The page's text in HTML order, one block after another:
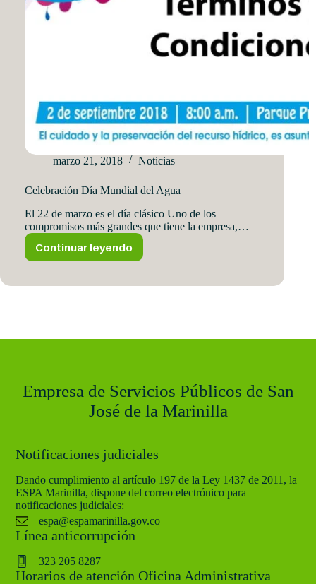
marzo 21, 2018 Noticias
Celebración Día Mundial del Agua
El 22 de marzo es el día clásico Uno de los
compromisos más grandes que tiene la empresa,…
Continuar leyendo
Celebración
Día
del
Empresa de Servicios Públicos de San
José de la Marinilla
Notificaciones judiciales
Dando cumplimiento al artículo 197 de la Ley 1437 de 2011, la
ESPA Marinilla, dispone del correo electrónico para
notificaciones judiciales:
espa@espamarinilla.gov.co
Línea anticorrupción
323 205 8287
Horarios de atención Oficina Administrativa